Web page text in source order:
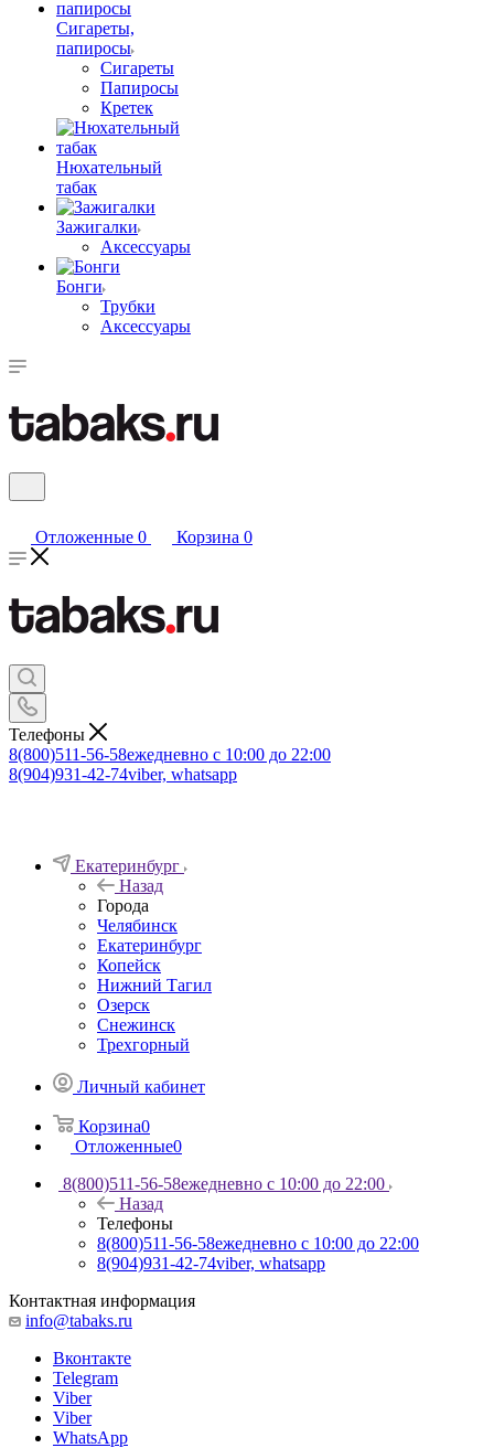
Сигареты,
папиросы
Сигареты
Папиросы
Кретек
Нюхательный
табак
Зажигалки
Аксессуары
Бонги
Трубки
Аксессуары
Отложенные 0 Корзина 0
Телефоны
8(800)511-56-58ежедневно с 10:00 до 22:00
8(904)931-42-74viber, whatsapp
Екатеринбург
Назад
Города
Челябинск
Екатеринбург
Копейск
Нижний Тагил
Озерск
Снежинск
Трехгорный
Личный кабинет
Корзина0
Отложенные0
8(800)511-56-58ежедневно с 10:00 до 22:00
Назад
Телефоны
8(800)511-56-58ежедневно с 10:00 до 22:00
8(904)931-42-74viber, whatsapp
Контактная информация
info@tabaks.ru
Вконтакте
Telegram
Viber
Viber
WhatsApp